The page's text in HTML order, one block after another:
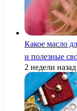
Какое масло
и полезные
2 недели назад